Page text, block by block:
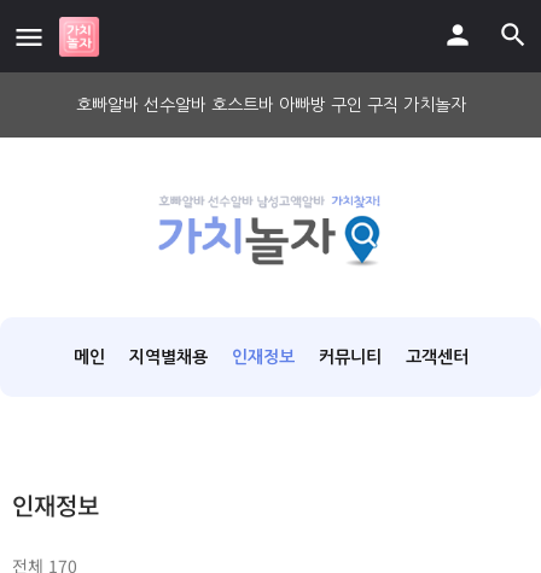
호빠알바 선수알바 호스트바 아빠방 구인 구직 가치놀자
메인 지역별채용 인재정보 커뮤니티 고객센터
인재정보
전체 170